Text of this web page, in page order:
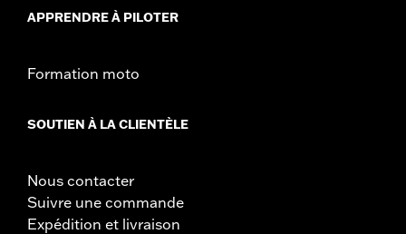
APPRENDRE À PILOTER
Formation moto
SOUTIEN À LA CLIENTÈLE
Nous contacter
Suivre une commande
Expédition et livraison